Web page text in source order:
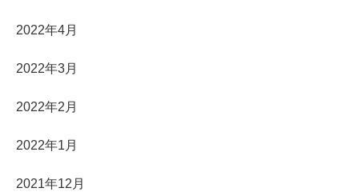
2022年4月
2022年3月
2022年2月
2022年1月
2021年12月